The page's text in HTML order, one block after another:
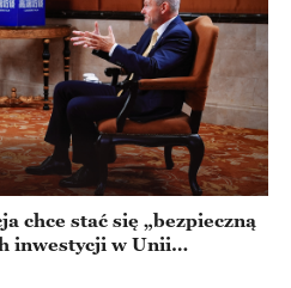
chce stać się „bezpieczną
inwestycji w Unii